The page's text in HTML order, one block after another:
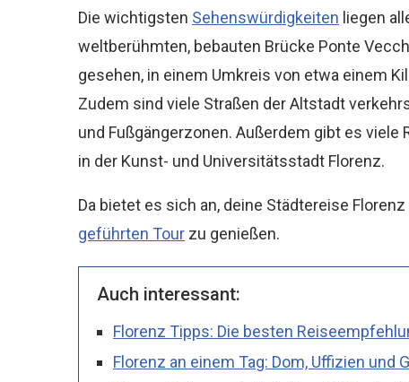
Die wichtigsten Sehenswürdigkeiten liegen
weltberühmten, bebauten Brücke Ponte
gesehen, in einem Umkreis von etwa einem
Zudem sind viele Straßen der Altstadt
und Fußgängerzonen. Außerdem gibt es viele
in der Kunst- und Universitätsstadt Florenz.
Da bietet es sich an, deine Städtereise
geführten Tour zu genießen.
Auch interessant:
Florenz Tipps: Die besten
Florenz an einem Tag: Dom, Uffizien und